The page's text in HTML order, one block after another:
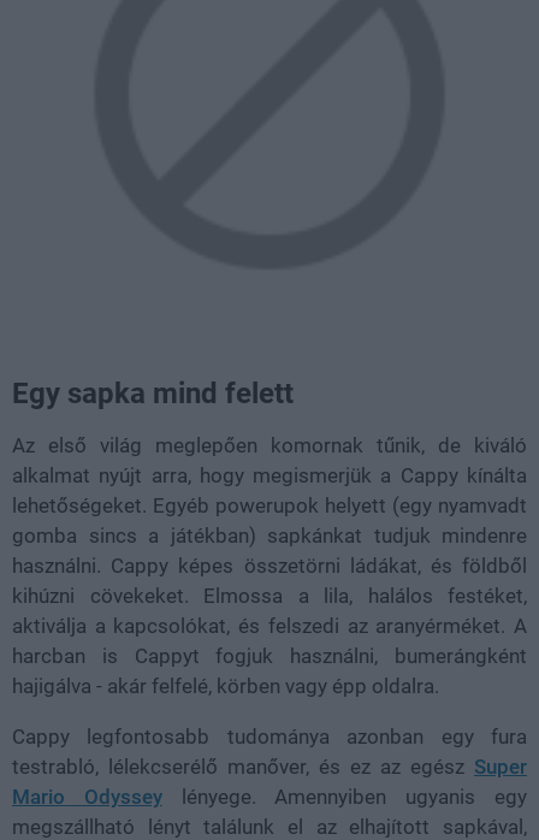
Egy sapka mind felett
Az első világ meglepően komornak tűnik, de kiváló
alkalmat nyújt arra, hogy megismerjük a Cappy kínálta
lehetőségeket. Egyéb powerupok helyett (egy nyamvadt
gomba sincs a játékban) sapkánkat tudjuk mindenre
használni. Cappy képes összetörni ládákat, és földből
kihúzni cövekeket. Elmossa a lila, halálos festéket,
aktiválja a kapcsolókat, és felszedi az aranyérméket. A
harcban is Cappyt fogjuk használni, bumerángként
hajigálva - akár felfelé, körben vagy épp oldalra.
Cappy legfontosabb tudománya azonban egy fura
testrabló, lélekcserélő manőver, és ez az egész Super
Mario Odysseylényege. Amennyiben ugyanis egy
megszállható lényt találunk el az elhajított sapkával,